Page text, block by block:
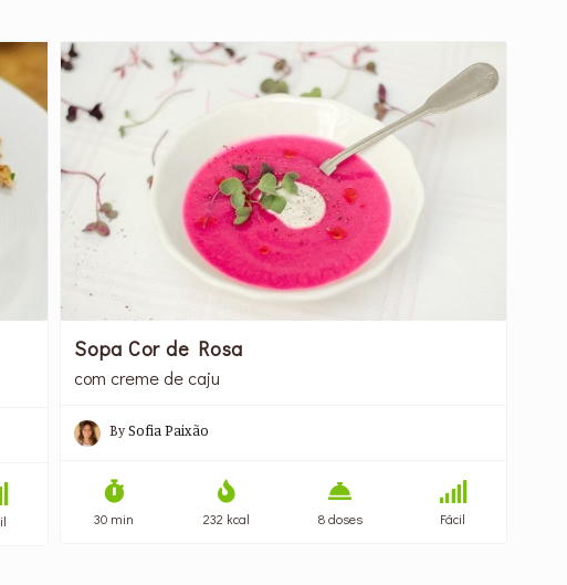
Sopa Cor de Rosa
com creme de caju
BySofia Paixão
30 min 232 kcal 8 doses Fácil